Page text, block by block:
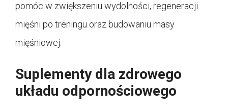
pomóc w zwiększeniu wydolności, regeneracji
mięśni po treningu oraz budowaniu masy
mięśniowej.
Suplementy dla zdrowego
układu odpornościowego